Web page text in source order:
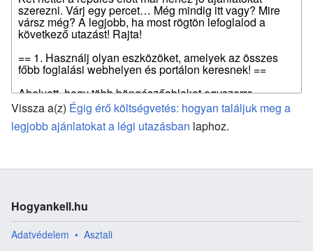
Vissza a(z) Égig érő költségvetés: hogyan találjuk meg a
legjobb ajánlatokat a légi utazásban laphoz.
Hogyankell.hu
Adatvédelem Asztali